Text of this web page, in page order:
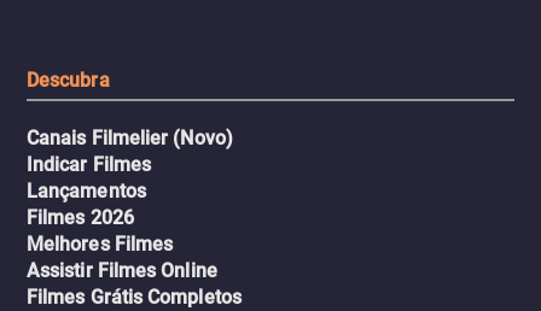
Descubra
Canais Filmelier (Novo)
Indicar Filmes
Lançamentos
Filmes 2026
Melhores Filmes
Assistir Filmes Online
Filmes Grátis Completos